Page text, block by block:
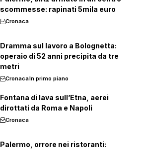
scommesse: rapinati 5mila euro
Cronaca
Dramma sul lavoro a Bolognetta:
operaio di 52 anni precipita da tre
metri
CronacaIn primo piano
Fontana di lava sull’Etna, aerei
dirottati da Roma e Napoli
Cronaca
Palermo, orrore nei ristoranti: